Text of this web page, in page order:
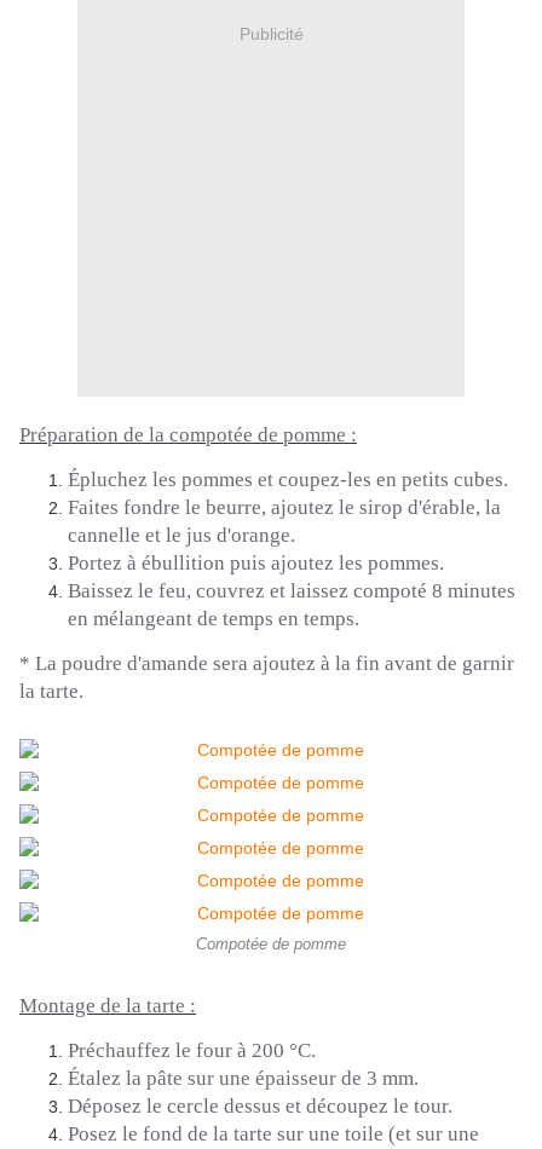
Publicité
Préparation de la compotée de pomme :
Épluchez les pommes et coupez-les en petits cubes.
Faites fondre le beurre, ajoutez le sirop d'érable, la
cannelle et le jus d'orange.
Portez à ébullition puis ajoutez les pommes.
Baissez le feu, couvrez et laissez compoté 8 minutes
en mélangeant de temps en temps.
* La poudre d'amande sera ajoutez à la fin avant de garnir
la tarte.
Compotée de pomme
Montage de la tarte :
Préchauffez le four à 200 °C.
Étalez la pâte sur une épaisseur de 3 mm.
Déposez le cercle dessus et découpez le tour.
Posez le fond de la tarte sur une toile (et sur une